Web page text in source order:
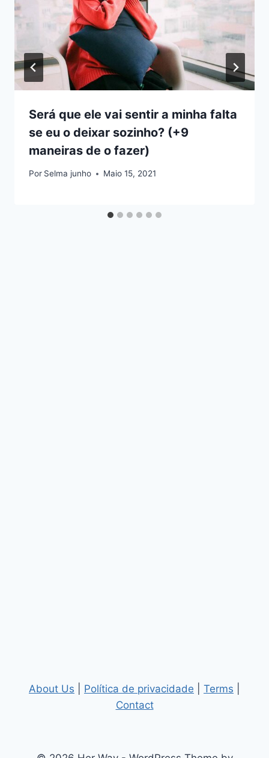
Será que ele vai sentir a minha falta
se eu o deixar sozinho? (+9
maneiras de o fazer)
Por Selma junho Maio 15, 2021
About Us Política de privacidade Terms
Contact